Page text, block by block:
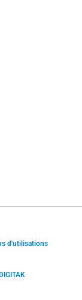
d'utilisations